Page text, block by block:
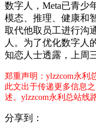
数字人，Meta已青少
模态、推理、健康和
取代他取员工进行沟
人。为了优化数字人
知恋人士透露，上周
郑重声明：ylzzcom永利
此文出于传递更多信息
述。ylzzcom永利总站线
分享到：